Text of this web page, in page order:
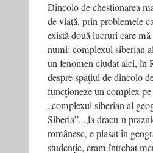
Dincolo de chestionarea
de viaţă, prin problemele
există două lucruri care
numi: complexul siberian
un fenomen ciudat aici, în
despre spaţiul de dincolo
funcţioneze un complex
„complexul siberian al
Siberia”, „la dracu-n
românesc, e plasat în
studenţie, eram întrebat